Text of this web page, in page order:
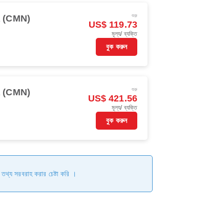
শুরু
US$ 119.73
মূল্য/ ব্যক্তি
বুক করুন
শুরু
US$ 421.56
মূল্য/ ব্যক্তি
বুক করুন
সরবরাহ করার চেষ্টা করি ।